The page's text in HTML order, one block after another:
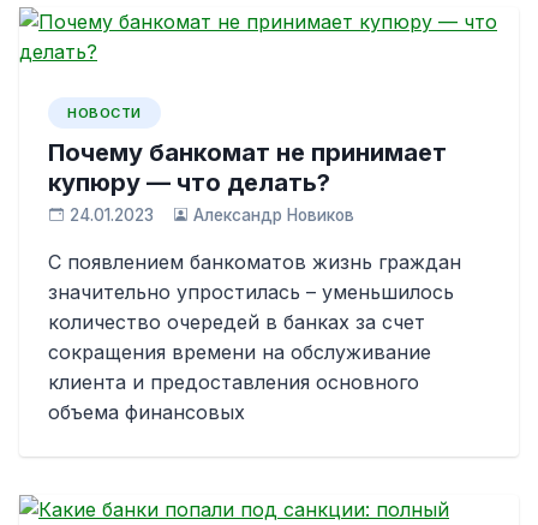
НОВОСТИ
Почему банкомат не принимает
купюру — что делать?
24.01.2023 Александр Новиков
С появлением банкоматов жизнь граждан
значительно упростилась – уменьшилось
количество очередей в банках за счет
сокращения времени на обслуживание
клиента и предоставления основного
объема финансовых